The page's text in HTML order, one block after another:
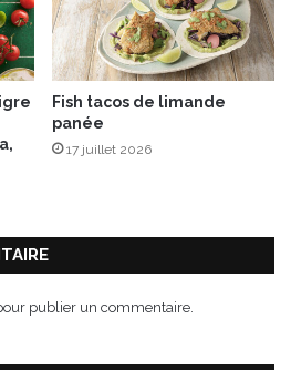
Fish tacos de limande
panée
17 juillet 2026
publier un commentaire.